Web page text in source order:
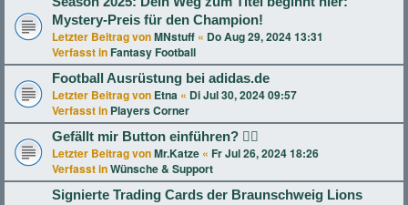
Mystery-Preis für den Champion!
Letzter Beitrag vonMNstuff « Do Aug 29, 2024 13:31
Verfasst in Fantasy Football
Football Ausrüstung bei adidas.de
Letzter Beitrag von Etna « Di Jul 30, 2024 09:57
Verfasst in Players Corner
Gefällt mir Button einführen? 👍🏻
Letzter Beitrag vonMr.Katze « Fr Jul 26, 2024 18:26
Verfasst inWünsche & Support
Signierte Trading Cards der Braunschweig Lions